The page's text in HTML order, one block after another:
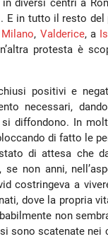
diversi centri a
. E in tutto il resto del
Milano, Valderice, a
protesta è
positivi e
necessari,
diffondono. In
di fatto le
di attesa che
non anni,
costringeva a
dove la propria
non
sono scatenate nei